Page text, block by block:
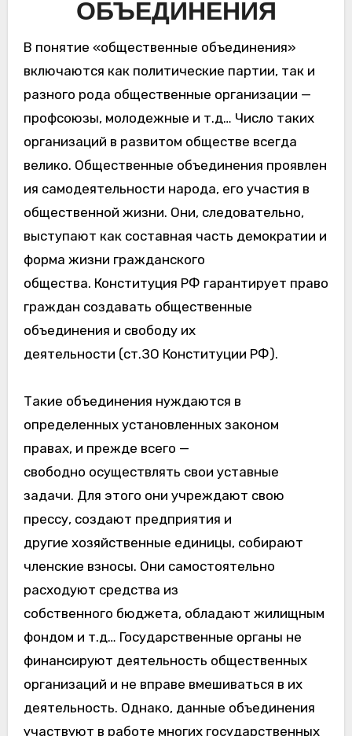
ОБЪЕДИНЕНИЯ
В понятие «общественные объединения»
включаются как политические партии, так и
разного рода общественные организации —
профсоюзы, молодежные и т.д… Число таких
организаций в развитом обществе всегда
велико. Общественные объединения проявлен
ия самодеятельности народа, его участия в
общественной жизни. Они, следовательно,
выступают как составная часть демократии и
форма жизни гражданского
общества. Конституция РФ гарантирует право
граждан создавать общественные
объединения и свободу их
деятельности (ст.ЗО Конституции РФ).
Такие объединения нуждаются в
определенных установленных законом
правах, и прежде всего —
свободно осуществлять свои уставные
задачи. Для этого они учреждают свою
прессу, создают предприятия и
другие хозяйственные единицы, собирают
членские взносы. Они самостоятельно
расходуют средства из
собственного бюджета, обладают жилищным
фондом и т.д… Государственные органы не
финансируют деятельность общественных
организаций и не вправе вмешиваться в их
деятельность. Однако, данные объединения
участвуют в работе многих государственных